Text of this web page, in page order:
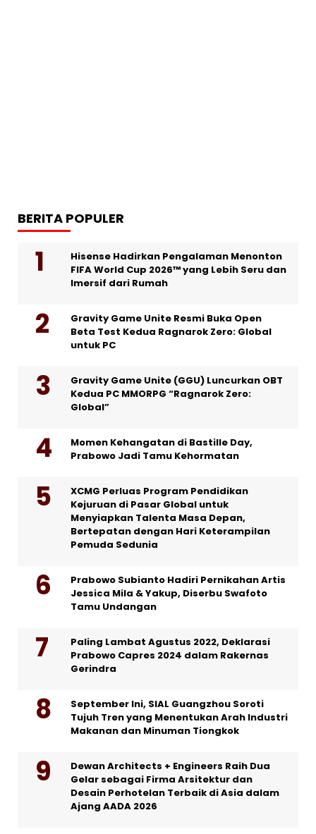
BERITA POPULER
Hisense Hadirkan Pengalaman Menonton
FIFA World Cup 2026™ yang Lebih Seru dan
Imersif dari Rumah
Gravity Game Unite Resmi Buka Open
Beta Test Kedua Ragnarok Zero: Global
untuk PC
Gravity Game Unite (GGU) Luncurkan OBT
Kedua PC MMORPG “Ragnarok Zero:
Global”
Momen Kehangatan di Bastille Day,
Prabowo Jadi Tamu Kehormatan
XCMG Perluas Program Pendidikan
Kejuruan di Pasar Global untuk
Menyiapkan Talenta Masa Depan,
Bertepatan dengan Hari Keterampilan
Pemuda Sedunia
Prabowo Subianto Hadiri Pernikahan Artis
Jessica Mila & Yakup, Diserbu Swafoto
Tamu Undangan
Paling Lambat Agustus 2022, Deklarasi
Prabowo Capres 2024 dalam Rakernas
Gerindra
September Ini, SIAL Guangzhou Soroti
Tujuh Tren yang Menentukan Arah Industri
Makanan dan Minuman Tiongkok
Dewan Architects + Engineers Raih Dua
Gelar sebagai Firma Arsitektur dan
Desain Perhotelan Terbaik di Asia dalam
Ajang AADA 2026